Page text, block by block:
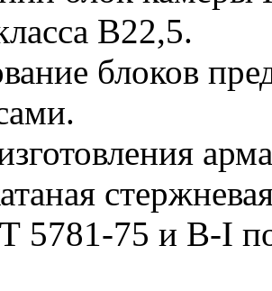
В22,5.
блоков
5781-75 и В-I